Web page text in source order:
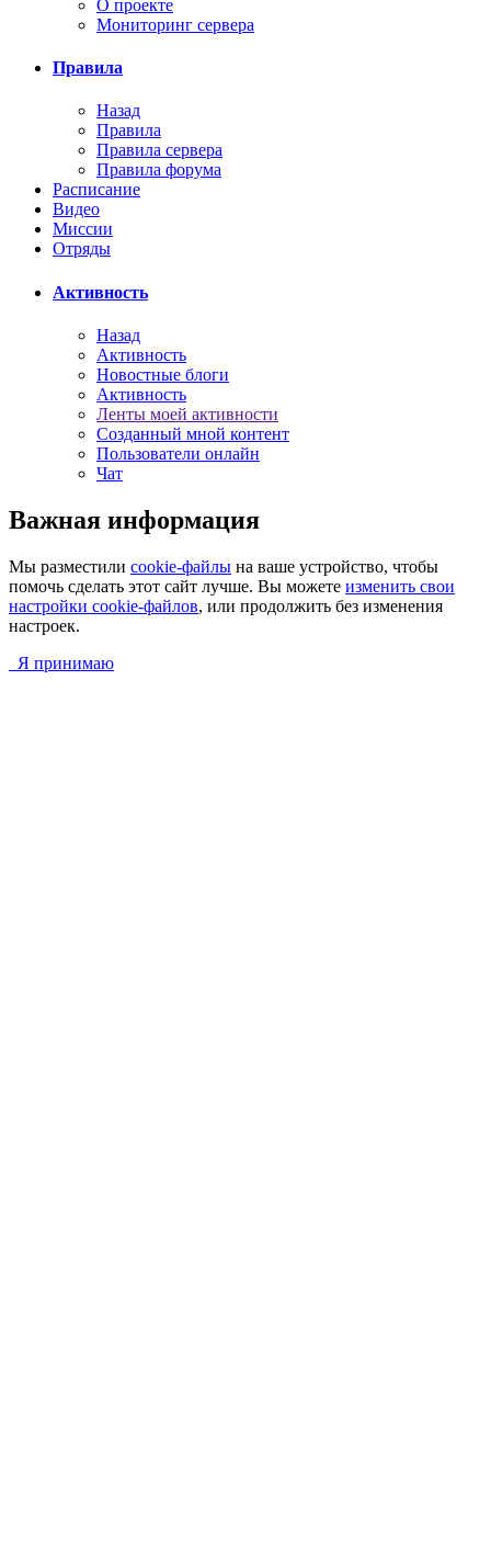
О проекте
Мониторинг сервера
Правила
Назад
Правила
Правила сервера
Правила форума
Расписание
Видео
Миссии
Отряды
Активность
Назад
Активность
Новостные блоги
Активность
Ленты моей активности
Созданный мной контент
Пользователи онлайн
Чат
Важная информация
Мы разместили cookie-файлы на ваше устройство, чтобы
помочь сделать этот сайт лучше. Вы можете изменить свои
настройки cookie-файлов, или продолжить без изменения
настроек.
Я принимаю